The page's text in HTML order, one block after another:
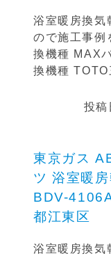
浴室暖房換気
ので施工事例
換機種 MAX
換機種
投稿
東京ガス
ツ 浴室暖
BDV-
都江東区
浴室暖房換気